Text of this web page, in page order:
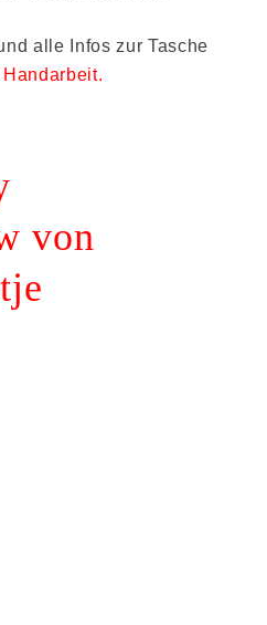
alle Infos zur Tasche
Handarbeit.
von